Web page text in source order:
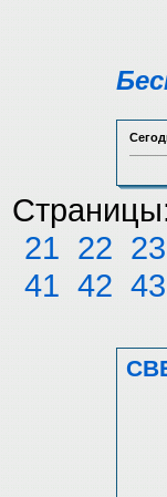
21 22 23
41 42 43